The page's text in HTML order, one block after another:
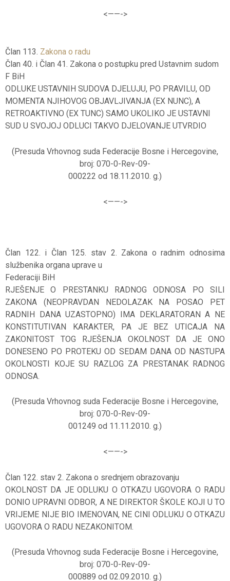
<——->
Član 113. Zakona o radu
Član 40. i Član 41. Zakona o postupku pred Ustavnim sudom
F BiH
ODLUKE USTAVNIH SUDOVA DJELUJU, PO PRAVILU, OD
MOMENTA NJIHOVOG OBJAVLJIVANJA (EX NUNC), A
RETROAKTIVNO (EX TUNC) SAMO UKOLIKO JE USTAVNI
SUD U SVOJOJ ODLUCI TAKVO DJELOVANJE UTVRDIO
(Presuda Vrhovnog suda Federacije Bosne i Hercegovine,
broj: 070-0-Rev-09-
000222 od 18.11.2010. g.)
<——->
Član 122. i Član 125. stav 2. Zakona o radnim odnosima
službenika organa uprave u
Federaciji BiH
RJEŠENJE O PRESTANKU RADNOG ODNOSA PO SILI
ZAKONA (NEOPRAVDAN NEDOLAZAK NA POSAO PET
RADNIH DANA UZASTOPNO) IMA DEKLARATORAN A NE
KONSTITUTIVAN KARAKTER, PA JE BEZ UTICAJA NA
ZAKONITOST TOG RJEŠENJA OKOLNOST DA JE ONO
DONESENO PO PROTEKU OD SEDAM DANA OD NASTUPA
OKOLNOSTI KOJE SU RAZLOG ZA PRESTANAK RADNOG
ODNOSA.
(Presuda Vrhovnog suda Federacije Bosne i Hercegovine,
broj: 070-0-Rev-09-
001249 od 11.11.2010. g.)
<——->
Član 122. stav 2. Zakona o srednjem obrazovanju
OKOLNOST DA JE ODLUKU O OTKAZU UGOVORA O RADU
DONIO UPRAVNI ODBOR, A NE DIREKTOR ŠKOLE KOJI U TO
VRIJEME NIJE BIO IMENOVAN, NE CINI ODLUKU O OTKAZU
UGOVORA O RADU NEZAKONITOM.
(Presuda Vrhovnog suda Federacije Bosne i Hercegovine,
broj: 070-0-Rev-09-
000889 od 02.09.2010. g.)